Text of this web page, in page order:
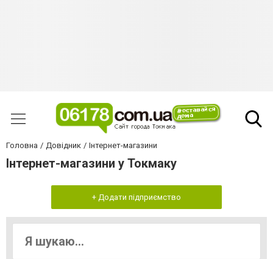
Головна Довідник Інтернет-магазини
Інтернет-магазини у Токмаку
+ Додати підприємство